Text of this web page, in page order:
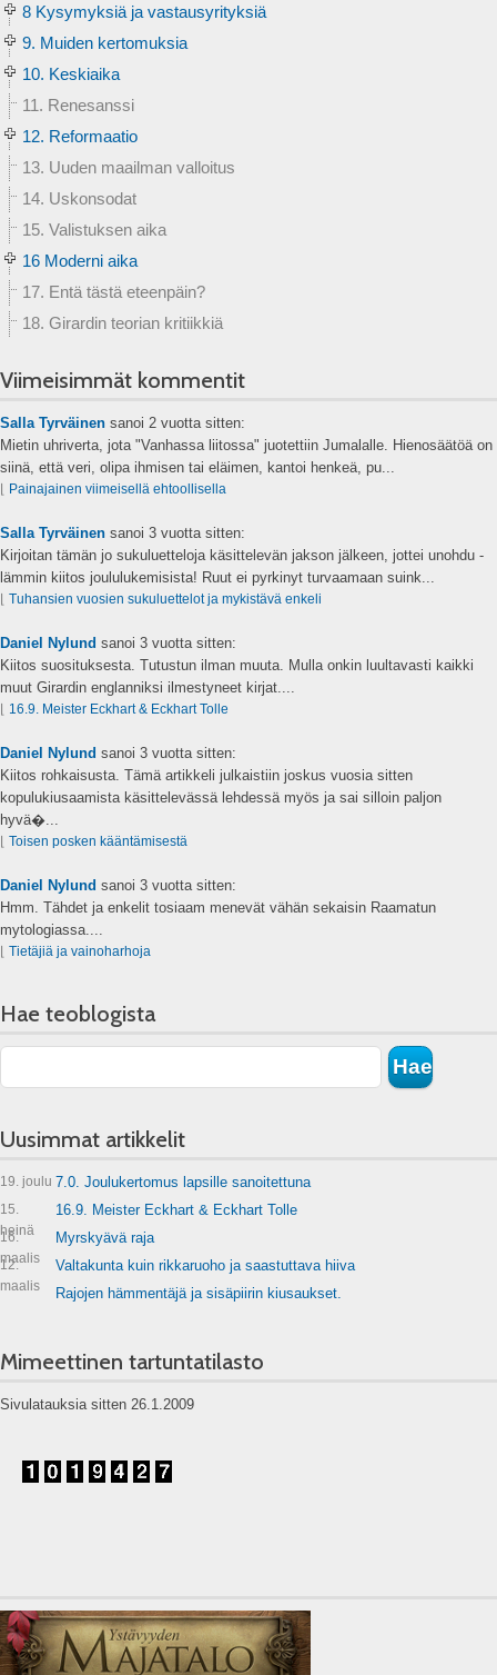
8 Kysymyksiä ja vastausyrityksiä
9. Muiden kertomuksia
10. Keskiaika
11. Renesanssi
12. Reformaatio
13. Uuden maailman valloitus
14. Uskonsodat
15. Valistuksen aika
16 Moderni aika
17. Entä tästä eteenpäin?
18. Girardin teorian kritiikkiä
Viimeisimmät kommentit
Salla Tyrväinen sanoi 2 vuotta sitten:
Mietin uhriverta, jota "Vanhassa liitossa" juotettiin Jumalalle. Hienosäätöä on
siinä, että veri, olipa ihmisen tai eläimen, kantoi henkeä, pu...
⌊ Painajainen viimeisellä ehtoollisella
Salla Tyrväinen sanoi 3 vuotta sitten:
Kirjoitan tämän jo sukuluetteloja käsittelevän jakson jälkeen, jottei unohdu -
lämmin kiitos joululukemisista! Ruut ei pyrkinyt turvaamaan suink...
⌊ Tuhansien vuosien sukuluettelot ja mykistävä enkeli
Daniel Nylund sanoi 3 vuotta sitten:
Kiitos suosituksesta. Tutustun ilman muuta. Mulla onkin luultavasti kaikki
muut Girardin englanniksi ilmestyneet kirjat....
⌊ 16.9. Meister Eckhart & Eckhart Tolle
Daniel Nylund sanoi 3 vuotta sitten:
Kiitos rohkaisusta. Tämä artikkeli julkaistiin joskus vuosia sitten
kopulukiusaamista käsittelevässä lehdessä myös ja sai silloin paljon
hyvä�...
⌊ Toisen posken kääntämisestä
Daniel Nylund sanoi 3 vuotta sitten:
Hmm. Tähdet ja enkelit tosiaam menevät vähän sekaisin Raamatun
mytologiassa....
⌊ Tietäjiä ja vainoharhoja
Hae teoblogista
Uusimmat artikkelit
19. joulu 7.0. Joulukertomus lapsille sanoitettuna
15.
heinä
16.9. Meister Eckhart & Eckhart Tolle
16.
maalis
Myrskyävä raja
12.
maalis
Valtakunta kuin rikkaruoho ja saastuttava hiiva
Rajojen hämmentäjä ja sisäpiirin kiusaukset.
Mimeettinen tartuntatilasto
Sivulatauksia sitten 26.1.2009